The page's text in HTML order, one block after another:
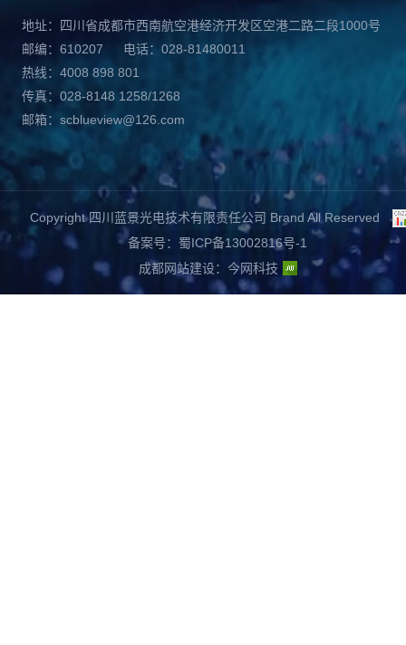
地址：四川省成都市西南航空港经济开发区空港二路二段1000号
邮编：610207
电话：028-81480011
热线：4008 898 801
传真：028-8148 1258/1268
邮箱：scblueview@126.com
Copyright 四川蓝景光电技术有限责任公司 Brand All Reserved
备案号：蜀ICP备13002816号-1
成都网站建设： 今网科技